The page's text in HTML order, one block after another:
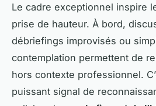
Le cadre exceptionnel inspire
prise de hauteur. À bord,
débriefings improvisés ou
contemplation permettent de
hors contexte professionnel.
puissant signal de